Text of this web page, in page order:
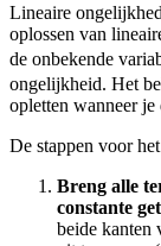
Lineaire
oplossen van
de onbekende
ongelijkheid. Het
opletten wanneer
De stappen voor
Breng alle
constante
beide kanten